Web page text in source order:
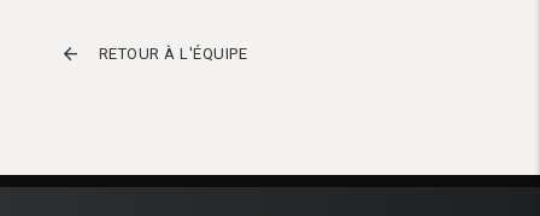
arrow_back RETOUR À L'ÉQUIPE